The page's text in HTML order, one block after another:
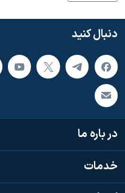
دنبال کنید
در باره ما
خدمات